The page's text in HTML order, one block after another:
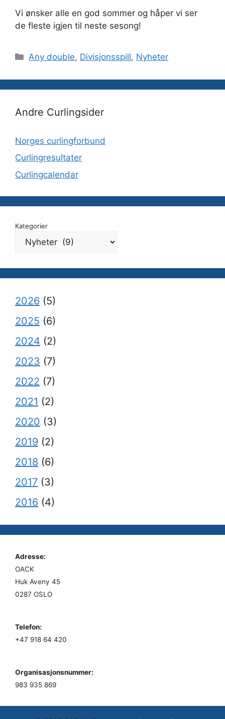
Vi ønsker alle en god sommer og håper vi ser
de fleste igjen til neste sesong!
Kategorier
Any double, Divisjonsspill, Nyheter
Andre Curlingsider
Norges curlingforbund
Curlingresultater
Curlingcalendar
Kategorier
2026 (5)
2025 (6)
2024 (2)
2023 (7)
2022 (7)
2021 (2)
2020 (3)
2019 (2)
2018 (6)
2017 (3)
2016 (4)
Adresse:
OACK
Huk Aveny 45
0287 OSLO
Telefon:
+47 918 64 420
Organisasjonsnummer:
983 935 869